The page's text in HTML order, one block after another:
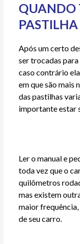
QUANDO
Após um certo
ser trocadas
caso contrário
em que são mais
das pastilhas
importante estar
Ler o manual e
toda vez que o
quilômetros
mas existem
maior
de seu carro.